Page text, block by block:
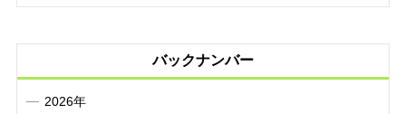
バックナンバー
2026年